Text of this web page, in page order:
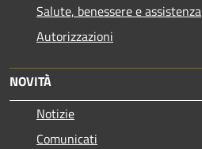
Salute, benessere e assistenza
Autorizzazioni
NOVITÀ
Notizie
Comunicati